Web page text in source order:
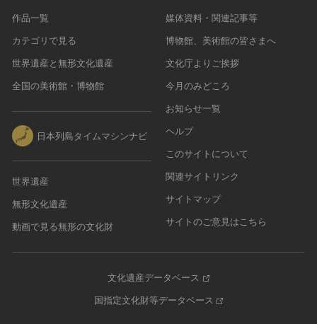
作品一覧
カテゴリで見る
世界遺産と無形文化遺産
全国の美術館・博物館
日本列島タイムマシンナビ
世界遺産
無形文化遺産
動画で見る無形の文化財
媒体資料・関連記事等
博物館、美術館の皆さまへ
文化庁よりご挨拶
今月のみどころ
お知らせ一覧
ヘルプ
このサイトについて
関連サイトリンク
サイトマップ
サイトのご意見はこちら
文化遺産データベース
国指定文化財等データベース